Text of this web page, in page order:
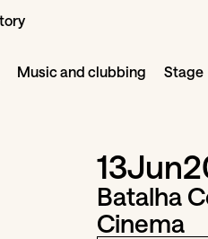
Music and clubbing Stage
13Jun
Batalha
Cinema